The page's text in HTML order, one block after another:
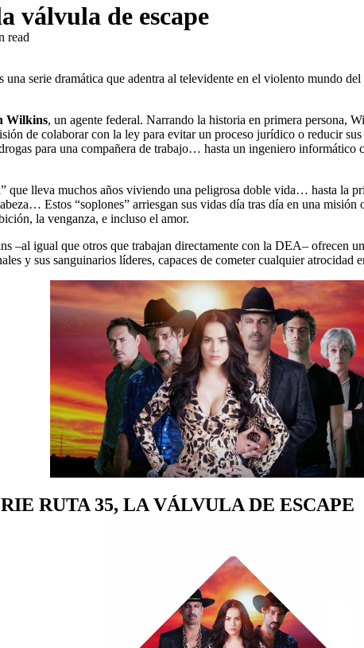
válvula de escape
read
una serie dramática que adentra al televidente en el violento mundo
Wilkins, un agente federal. Narrando la historia en primera persona,
de colaborar con la ley para evitar un proceso jurídico o reducir
para una compañera de trabajo… hasta un ingeniero informático
que lleva muchos años viviendo una peligrosa doble vida… hasta la
Estos “soplones” arriesgan sus vidas día tras día en una
la venganza, e incluso el amor.
–al igual que otros que trabajan directamente con la DEA– ofrecen
y sus sanguinarios líderes, capaces de cometer cualquier atrocidad
RUTA 35, LA VÁLVULA DE ESCAPE